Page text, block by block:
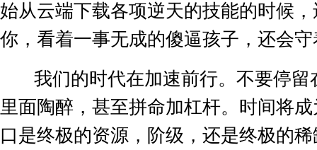
始从云端下载各项逆天的技能的时候
你，看着一事无成的傻逼孩子，还会
我们的时代在加速前行。不要停留
里面陶醉，甚至拼命加杠杆。时间将
口是终极的资源，阶级，还是终极的